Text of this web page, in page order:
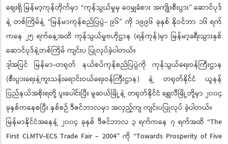
ဈေးရှိ မြန်မာ့ကုန်တိုက်မှာ “ကုန်သွယ်မှုမှ ဝေမျှခံစား အကျိုးစီးပွား” ဆောင်ပုဒ်
နဲ့ တစ်ကြိမ်နဲ့ “မြန်မာကုန်စည်ပြပွဲ- ၉၆” ကို ၁၉၉၆ ခုနှစ် နိုဝင်ဘာ ၁၆ ရက်
ကနေ ၂၅ ရက်နေ့အထိ ကုန်သွယ်မှုဗဟိုဌာန (ရန်ကုန်)မှာ မြန်မာ့ခရီးသွားနှစ်
ဆောင်ပုဒ်နဲ့တစ်ကြိမ် ကျင်းပ ပြုလုပ်ခဲ့ပါတယ်။
ဒါ့အပြင် မြန်မာ-တရုတ် နယ်စပ်ကုန်စည်ပြပွဲကို ကုန်သွယ်ရေးဝန်ကြီးဌာန
(စီးပွားရေးနဲ့ကူးသန်းရောင်းဝယ်ရေးဝန်ကြီးဌာန) နဲ့ တရုတ်နိုင်ငံ ယူနန်
ပြည်နယ်အစိုးရတို့ ပူးပေါင်းပြီး မူဆယ်မြို့နဲ့ တရုတ်နိုင်ငံ ရွှေလီမြို့တို့မှာ ၂၀၀၄
ခုနှစ်ကနေစပြီး နှစ်စဉ် ဒီဇင်ဘာလမှာ အလှည့်ကျ ကျင်းပပြုလုပ် ခဲ့ပါတယ်။
မြန်မာနိုင်ငံအနေနဲ့ ၂၀၀၄ ခုနှစ် ဒီဇင်ဘာလ ၃ ရက်ကနေ ၇ ရက်အထိ “The
First CLMTV-ECS Trade Fair – 2004” ကို “Towards Prosperity of Five